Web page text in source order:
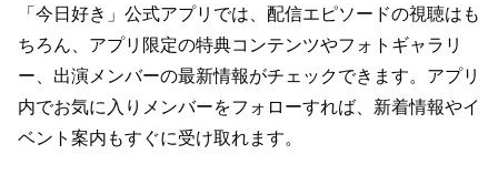
「今日好き」公式アプリでは、配信エピソードの視聴はも
ちろん、アプリ限定の特典コンテンツやフォトギャラリ
ー、出演メンバーの最新情報がチェックできます。アプリ
内でお気に入りメンバーをフォローすれば、新着情報やイ
ベント案内もすぐに受け取れます。